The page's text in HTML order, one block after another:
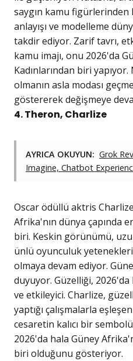
saygın kamu
anlayışı ve modelleme
takdir ediyor. Zarif tavrı,
kamu imajı, onu 2026'da
Kadınlarından biri
olmanın asla modası
göstererek değişmeye
4. Theron, Charlize
AYRICA OKUYUN: Grok
Imagine, Chatbot
Oscar ödüllü aktris
Afrika'nın dünya çapında
biri. Keskin görünümü,
ünlü oyunculuk
olmaya devam ediyor.
duyuyor. Güzelliği,
ve etkileyici. Charlize,
yaptığı çalışmalarla
cesaretin kalıcı bir
2026'da hala Güney
biri olduğunu gösteriyor.